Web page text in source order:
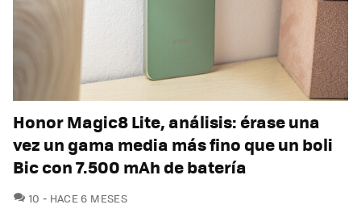
Honor Magic8 Lite, análisis: érase una
vez un gama media más fino que un boli
Bic con 7.500 mAh de batería
10 COMENTARIOS
HACE 6 MESES